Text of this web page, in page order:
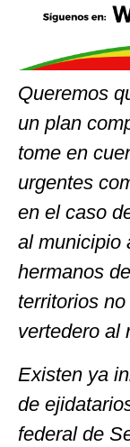
Queremos
un plan
tome en
urgentes
en el caso
al municipio
hermanos
territorios
vertedero al
Existen ya
de
federal de